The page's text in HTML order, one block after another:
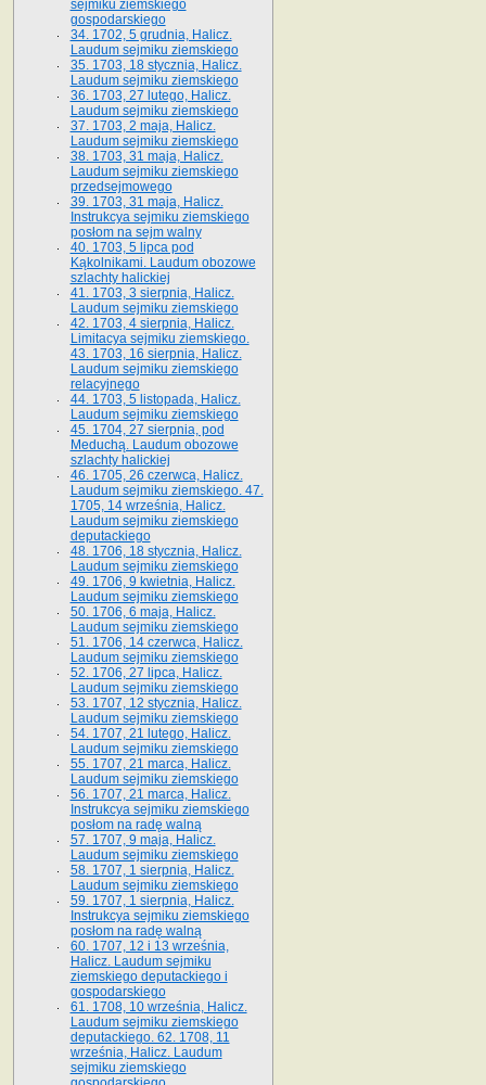
sejmiku ziemskiego
gospodarskiego
34. 1702, 5 grudnia, Halicz.
Laudum sejmiku ziemskiego
35. 1703, 18 stycznia, Halicz.
Laudum sejmiku ziemskiego
36. 1703, 27 lutego, Halicz.
Laudum sejmiku ziemskiego
37. 1703, 2 maja, Halicz.
Laudum sejmiku ziemskiego
38. 1703, 31 maja, Halicz.
Laudum sejmiku ziemskiego
przedsejmowego
39. 1703, 31 maja, Halicz.
Instrukcya sejmiku ziemskiego
posłom na sejm walny
40. 1703, 5 lipca pod
Kąkolnikami. Laudum obozowe
szlachty halickiej
41­. 1703, 3 sierpnia, Halicz.
Laudum sejmiku ziemskiego
42. 1703, 4 sierpnia, Halicz.
Limitacya sejmiku ziemskiego.
43. 1703, 16 sierpnia, Halicz.
Laudum sejmiku ziemskiego
relacyjnego
44. 1703, 5 listopada, Halicz.
Laudum sejmiku ziemskiego
45. 1704, 27 sierpnia, pod
Meduchą. Laudum obozowe
szlachty halickiej
46. 1705, 26 czerwca, Halicz.
Laudum sejmiku ziemskiego. 47.
1705, 14 września, Halicz.
Laudum sejmiku ziemskiego
deputackiego
48. 1706, 18 stycznia, Halicz.
Laudum sejmiku ziemskiego
49. 1706, 9 kwietnia, Halicz.
Laudum sejmiku ziemskiego
50. 1706, 6 maja, Halicz.
Laudum sejmiku ziemskiego
51. 1706, 14 czerwca, Halicz.
Laudum sejmiku ziemskiego
52. 1706, 27 lipca, Halicz.
Laudum sejmiku ziemskiego
53. 1707, 12 stycznia, Halicz.
Laudum sejmiku ziemskiego
54. 1707, 21 lutego, Halicz.
Laudum sejmiku ziemskiego
55. 1707, 21 marca, Halicz.
Laudum sejmiku ziemskiego
56. 1707, 21 marca, Halicz.
Instrukcya sejmiku ziemskiego
posłom na radę walną
57. 1707, 9 maja, Halicz.
Laudum sejmiku ziemskiego
58. 1707, 1 sierpnia, Halicz.
Laudum sejmiku ziemskiego
59. 1707, 1 sierpnia, Halicz.
Instrukcya sejmiku ziemskiego
posłom na radę walną
60. 1707, 12 i 13 września,
Halicz. Laudum sejmiku
ziemskiego deputackiego i
gospodarskiego
61. 1708, 10 września, Halicz.
Laudum sejmiku ziemskiego
deputackiego. 62. 1708, 11
września, Halicz. Laudum
sejmiku ziemskiego